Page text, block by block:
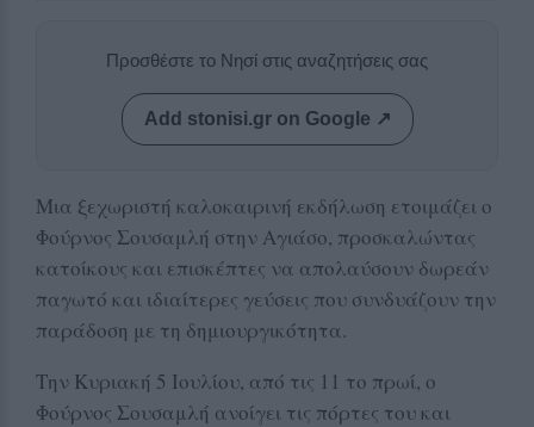
Προσθέστε το Νησί στις αναζητήσεις σας
Add stonisi.gr on Google ↗
Μια ξεχωριστή καλοκαιρινή εκδήλωση ετοιμάζει ο
Φούρνος Σουσαμλή στην Αγιάσο, προσκαλώντας
κατοίκους και επισκέπτες να απολαύσουν δωρεάν
παγωτό και ιδιαίτερες γεύσεις που συνδυάζουν την
παράδοση με τη δημιουργικότητα.
Την Κυριακή 5 Ιουλίου, από τις 11 το πρωί, ο
Φούρνος Σουσαμλή ανοίγει τις πόρτες του και